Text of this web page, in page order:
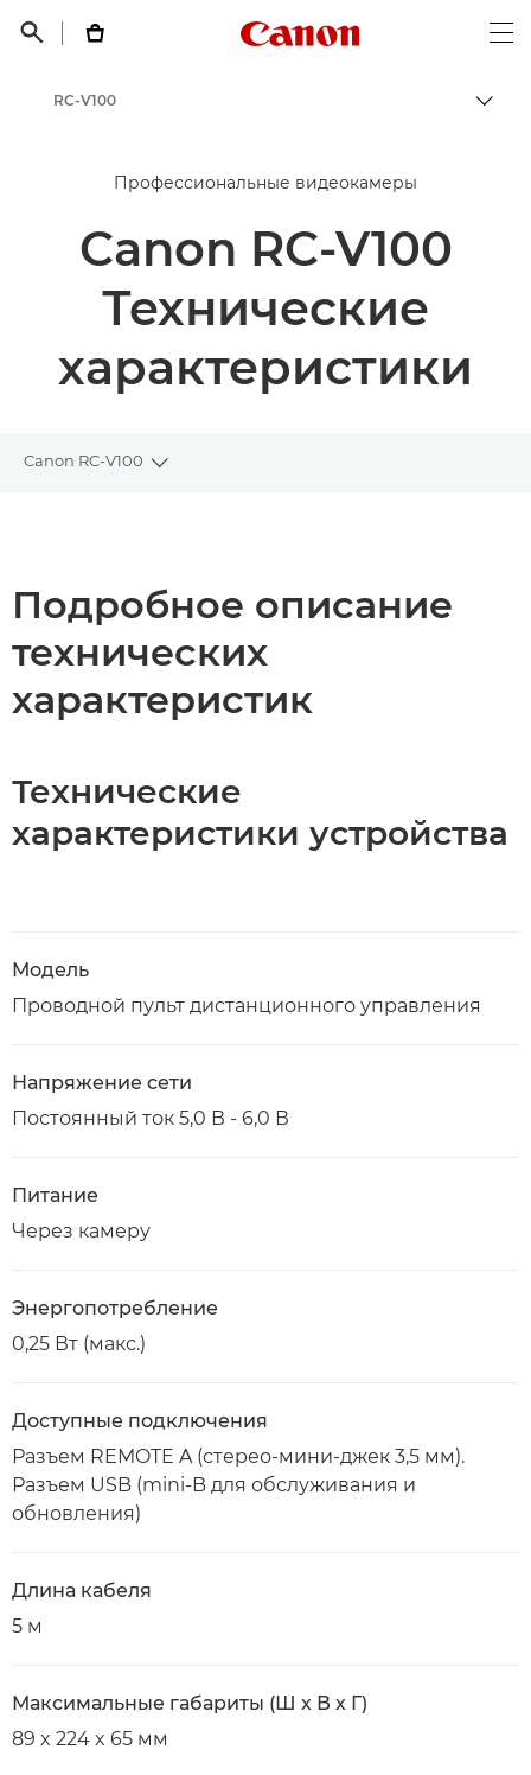
 
Canon Logo, back
RC-V100
Профессиональные видеокамеры
Canon RC-V100
Технические
характеристики
Canon RC-V100
Toggle breadcrumbs
Подробное описание
технических
характеристик
Технические
характеристики устройства
Модель
Проводной пульт дистанционного управления
Напряжение сети
Постоянный ток 5,0 В - 6,0 В
Питание
Через камеру
Энергопотребление
0,25 Вт (макс.)
Доступные подключения
Разъем REMOTE A (стерео-мини-джек 3,5 мм).
Разъем USB (mini-B для обслуживания и
обновления)
Длина кабеля
5 м
Максимальные габариты (Ш х В х Г)
89 x 224 x 65 мм